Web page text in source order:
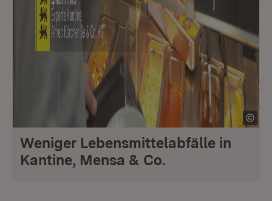
Weniger Lebensmittelabfälle in
Kantine, Mensa & Co.